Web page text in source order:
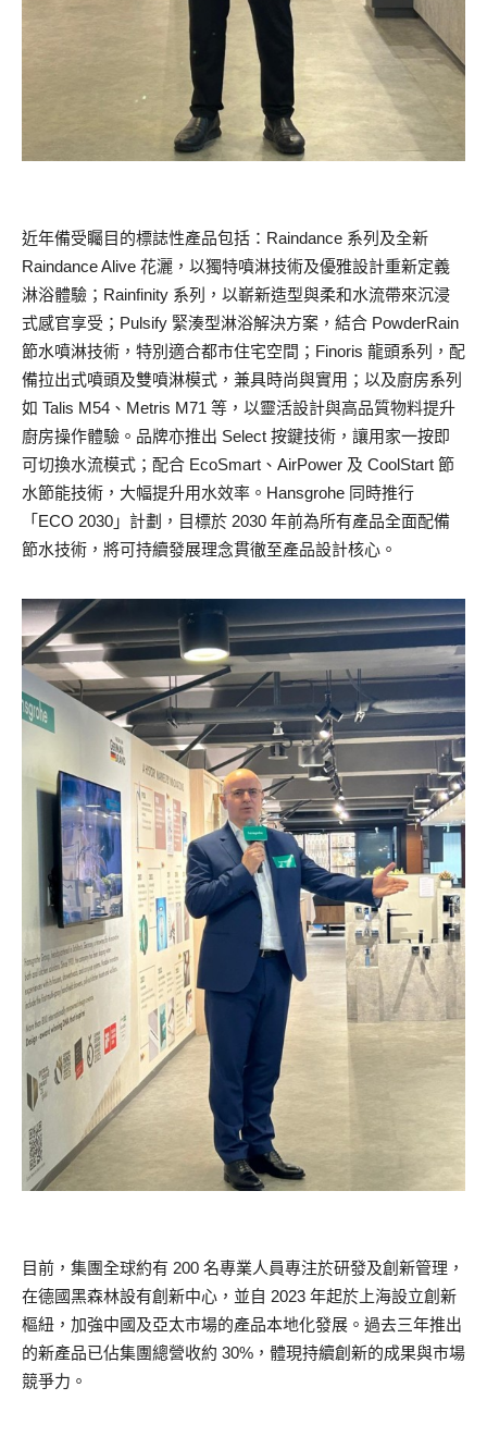
近年備受矚目的標誌性產品包括：Raindance 系列及全新
Raindance Alive 花灑，以獨特噴淋技術及優雅設計重新定義
淋浴體驗；Rainfinity 系列，以嶄新造型與柔和水流帶來沉浸
式感官享受；Pulsify 緊湊型淋浴解決方案，結合 PowderRain
節水噴淋技術，特別適合都市住宅空間；Finoris 龍頭系列，配
備拉出式噴頭及雙噴淋模式，兼具時尚與實用；以及廚房系列
如 Talis M54、Metris M71 等，以靈活設計與高品質物料提升
廚房操作體驗。品牌亦推出 Select 按鍵技術，讓用家一按即
可切換水流模式；配合 EcoSmart、AirPower 及 CoolStart 節
水節能技術，大幅提升用水效率。Hansgrohe 同時推行
「ECO 2030」計劃，目標於 2030 年前為所有產品全面配備
節水技術，將可持續發展理念貫徹至產品設計核心。
目前，集團全球約有 200 名專業人員專注於研發及創新管理，
在德國黑森林設有創新中心，並自 2023 年起於上海設立創新
樞紐，加強中國及亞太市場的產品本地化發展。過去三年推出
的新產品已佔集團總營收約 30%，體現持續創新的成果與市場
競爭力。